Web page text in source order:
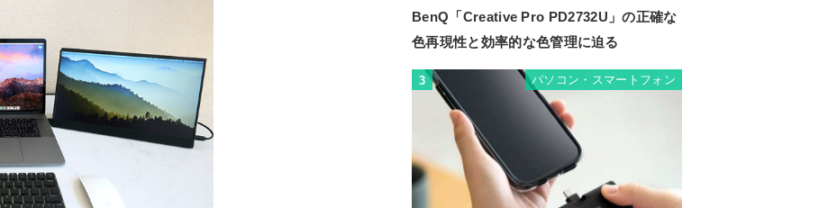
BenQ「Creative Pro PD2732U」の正確な
色再現性と効率的な色管理に迫る
3 パソコン・スマートフォン